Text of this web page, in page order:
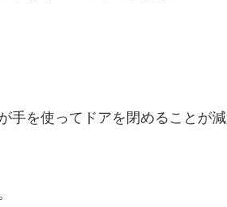
を使ってドアを閉めることが減